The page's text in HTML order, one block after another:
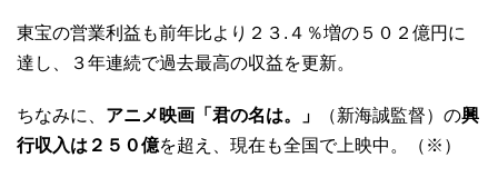
東宝の営業利益も前年比より２３.４％増の５０２億円に
達し、３年連続で過去最高の収益を更新。
ちなみに、 アニメ映画「君の名は。」 （新海誠監督）の興
行収入は２５０億を超え、現在も全国で上映中。（※）